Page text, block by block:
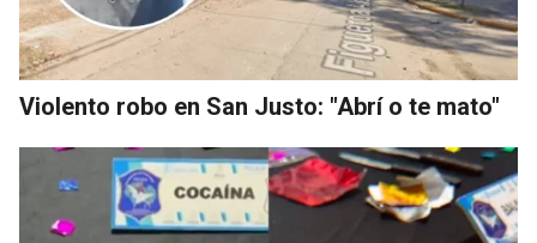
Violento robo en San Justo: "Abrí o te mato"